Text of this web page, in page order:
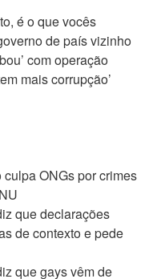
é o que vocês
de país vizinho
com operação
mais corrupção’
ONGs por crimes
que declarações
de contexto e pede
que gays vêm de